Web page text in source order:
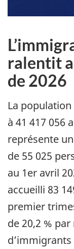
ralentit
de 2026
La
à 41 417 056
représente
de 55 025
au 1er avril
accueilli 83
premier
de 20,2 %